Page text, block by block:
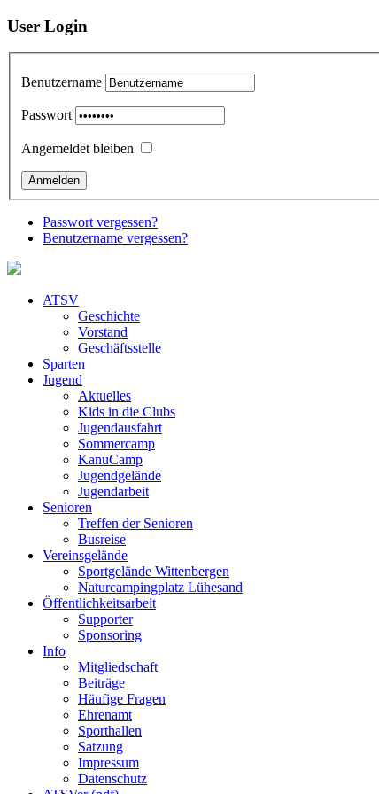
User Login
Benutzername
Passwort
Angemeldet bleiben
Passwort vergessen?
Benutzername vergessen?
ATSV
Geschichte
Vorstand
Geschäftsstelle
Sparten
Jugend
Aktuelles
Kids in die Clubs
Jugendausfahrt
Sommercamp
KanuCamp
Jugendgelände
Jugendarbeit
Senioren
Treffen der Senioren
Busreise
Vereinsgelände
Sportgelände Wittenbergen
Naturcampingplatz Lühesand
Öffentlichkeitsarbeit
Supporter
Sponsoring
Info
Mitgliedschaft
Beiträge
Häufige Fragen
Ehrenamt
Sporthallen
Satzung
Impressum
Datenschutz